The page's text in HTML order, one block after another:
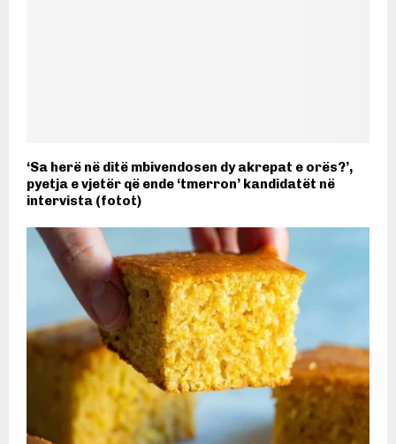
‘Sa herë në ditë mbivendosen dy akrepat e orës?’,
pyetja e vjetër që ende ‘tmerron’ kandidatët në
intervista (fotot)